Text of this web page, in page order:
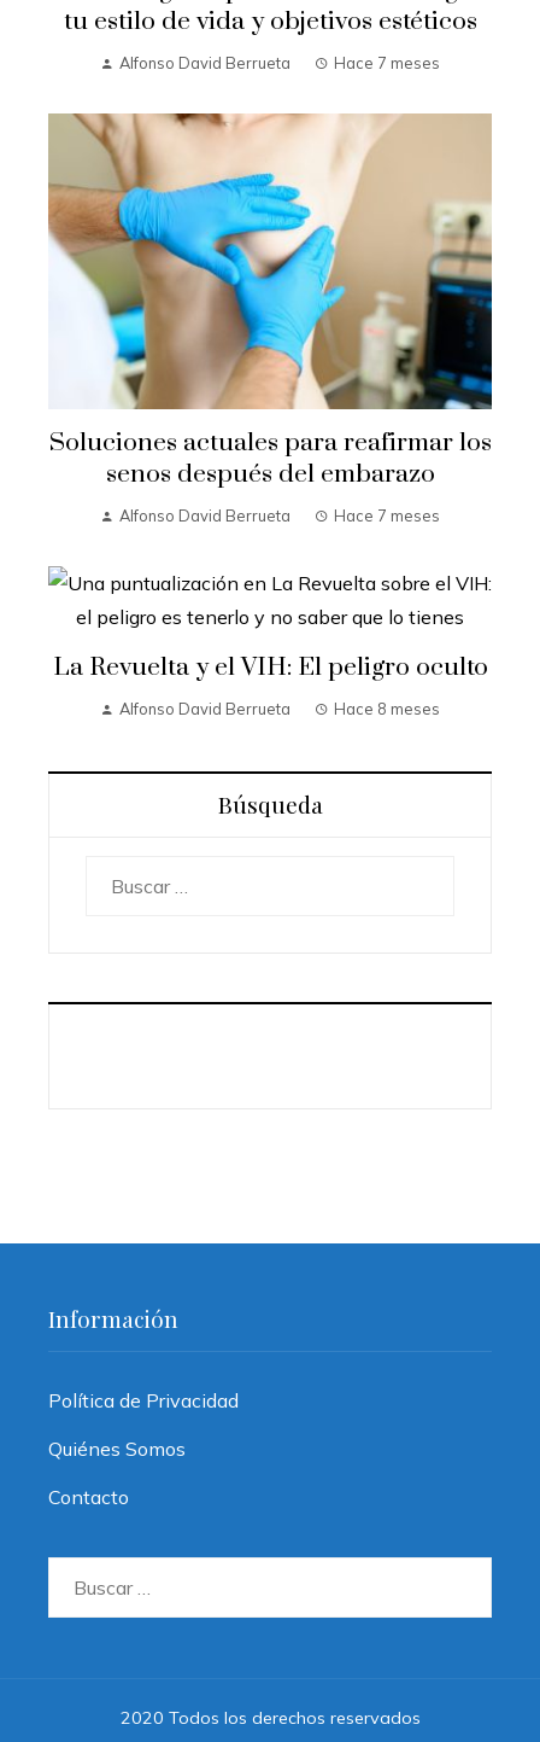
tu estilo de vida y objetivos estéticos
Alfonso David Berrueta Hace 7 meses
Soluciones actuales para reafirmar los
senos después del embarazo
Alfonso David Berrueta Hace 7 meses
La Revuelta y el VIH: El peligro oculto
Alfonso David Berrueta Hace 8 meses
Búsqueda
Información
Política de Privacidad
Quiénes Somos
Contacto
2020 Todos los derechos reservados